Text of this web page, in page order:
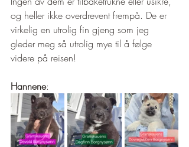
og heller ikke overdrevent frempå. De er
virkelig en utrolig fin gjeng som jeg
gleder meg så utrolig mye til å følge
videre på reisen!
Hannene: